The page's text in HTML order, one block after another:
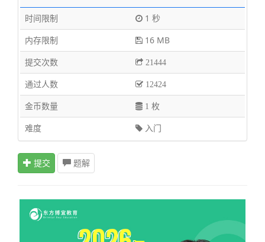
时间限制
1 秒
内存限制
16 MB
提交次数
21444
通过人数 12424
金币数量 1 枚
难度 入门
提交 题解